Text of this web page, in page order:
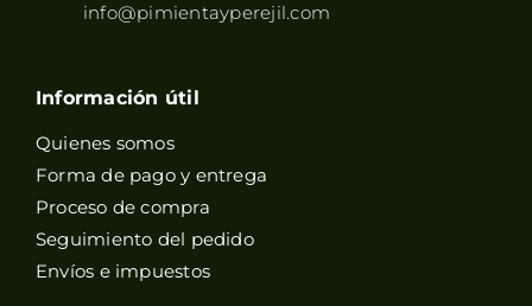
info@pimientayperejil.com
Información útil
Quienes somos
Forma de pago y entrega
Proceso de compra
Seguimiento del pedido
Envíos e impuestos